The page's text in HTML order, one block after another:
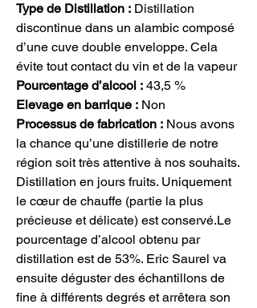
Type de Distillation : Distillation
discontinue dans un alambic composé
d’une cuve double enveloppe. Cela
évite tout contact du vin et de la vapeur
Pourcentage d’alcool : 43,5 %
Elevage en barrique : Non
Processus de fabrication : Nous avons
la chance qu’une distillerie de notre
région soit très attentive à nos souhaits.
Distillation en jours fruits. Uniquement
le cœur de chauffe (partie la plus
précieuse et délicate) est conservé.Le
pourcentage d’alcool obtenu par
distillation est de 53%. Eric Saurel va
ensuite déguster des échantillons de
fine à différents degrés et arrêtera son